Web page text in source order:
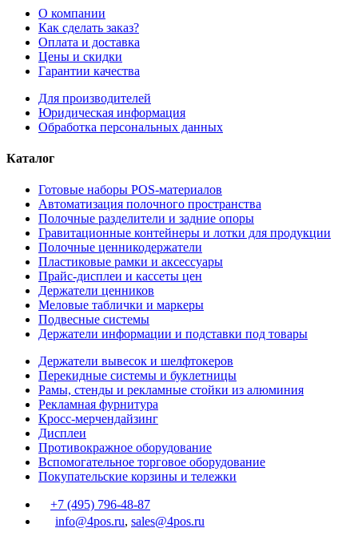
О компании
Как сделать заказ?
Оплата и доставка
Цены и скидки
Гарантии качества
Для производителей
Юридическая информация
Обработка персональных данных
Каталог
Готовые наборы POS-материалов
Автоматизация полочного пространства
Полочные разделители и задние опоры
Гравитационные контейнеры и лотки для продукции
Полочные ценникодержатели
Пластиковые рамки и аксессуары
Прайс-дисплеи и кассеты цен
Держатели ценников
Меловые таблички и маркеры
Подвесные системы
Держатели информации и подставки под товары
Держатели вывесок и шелфтокеров
Перекидные системы и буклетницы
Рамы, стенды и рекламные стойки из алюминия
Рекламная фурнитура
Кросс-мерчендайзинг
Дисплеи
Противокражное оборудование
Вспомогательное торговое оборудование
Покупательские корзины и тележки
+7 (495) 796-48-87
info@4pos.ru, sales@4pos.ru